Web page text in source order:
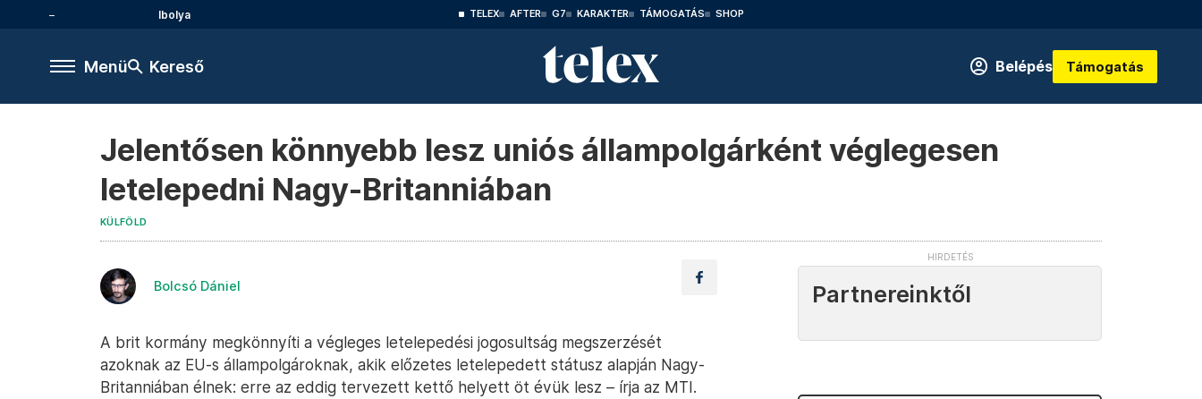
Ibolya TELEX AFTER G7 KARAKTER TÁMOGATÁS SHOP
Menü Kereső Belépés Támogatás
Jelentősen könnyebb lesz uniós állampolgárként véglegesen
letelepedni Nagy-Britanniában
KÜLFÖLD
Bolcsó Dániel
A brit kormány megkönnyíti a végleges letelepedési jogosultság megszerzését
azoknak az EU-s állampolgároknak, akik előzetes letelepedett státusz alapján Nagy-
Britanniában élnek: erre az eddig tervezett kettő helyett öt évük lesz – írja az MTI.
Partnereinktől